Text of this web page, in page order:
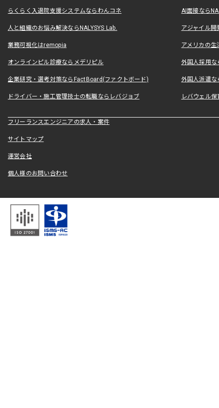
らくらく入退院支援システムならわんコネ AI面接なら
人と組織のお悩み解決ならNALYSYS Lab. アジャイル
業務可視化はremopia アメリカの
オンラインピル診療ならメデリピル 外国人採用
企業研究・選考対策ならFactBoard(ファクトボード) 外国人派遣な
ドライバー・施工管理技士の転職ならレバジョブ レバウェル
フリーランスエンジニアの求人・案件
サイトマップ
運営会社
個人様のお問い合わせ